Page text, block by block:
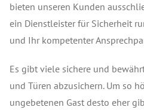
bieten unseren Kunden
ein Dienstleister für Sicherheit
und Ihr kompetenter
Es gibt viele sichere und
und Türen abzusichern. Um so
ungebetenen Gast desto eher